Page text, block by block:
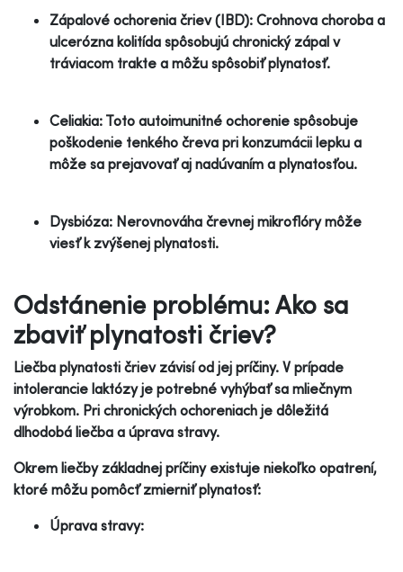
Zápalové ochorenia čriev (IBD): Crohnova choroba a
ulcerózna kolitída spôsobujú chronický zápal v
tráviacom trakte a môžu spôsobiť plynatosť.
Celiakia: Toto autoimunitné ochorenie spôsobuje
poškodenie tenkého čreva pri konzumácii lepku a
môže sa prejavovať aj nadúvaním a plynatosťou.
Dysbióza: Nerovnováha črevnej mikroflóry môže
viesť k zvýšenej plynatosti.
Odstánenie problému: Ako sa
zbaviť plynatosti čriev?
Liečba plynatosti čriev závisí od jej príčiny. V prípade
intolerancie laktózy je potrebné vyhýbať sa mliečnym
výrobkom. Pri chronických ochoreniach je dôležitá
dlhodobá liečba a úprava stravy.
Okrem liečby základnej príčiny existuje niekoľko opatrení,
ktoré môžu pomôcť zmierniť plynatosť:
Úprava stravy: